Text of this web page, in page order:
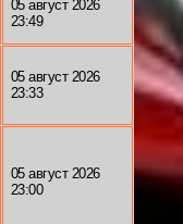
05 август 2026
23:49
05 август 2026
23:33
05 август 2026
23:00